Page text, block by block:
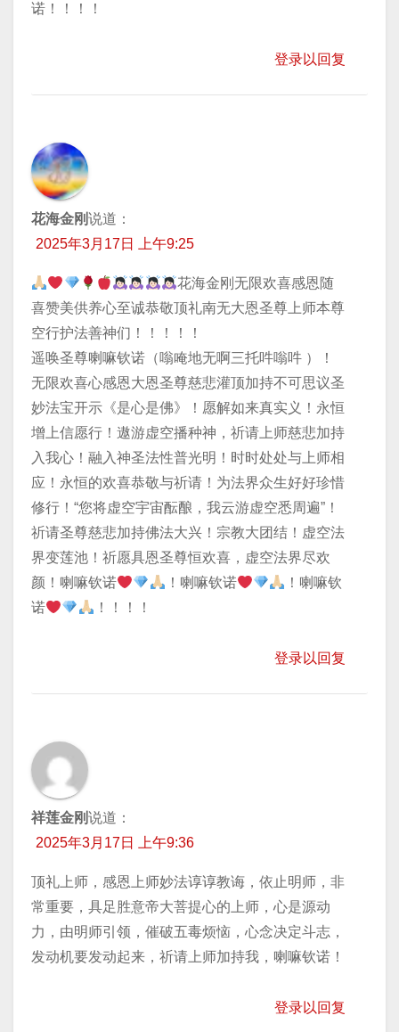
诺！！！！
登录以回复
花海金刚说道：
2025年3月17日 上午9:25
花海金刚无限欢喜感恩随
喜赞美供养心至诚恭敬顶礼南无大恩圣尊上师本尊
空行护法善神们！！！！！
遥唤圣尊喇嘛钦诺（嗡唵地无啊三托吽嗡吽 ）！
无限欢喜心感恩大恩圣尊慈悲灌顶加持不可思议圣
妙法宝开示《是心是佛》！愿解如来真实义！永恒
增上信愿行！遨游虚空播种神，祈请上师慈悲加持
入我心！融入神圣法性普光明！时时处处与上师相
应！永恒的欢喜恭敬与祈请！为法界众生好好珍惜
修行！“您将虚空宇宙酝酿，我云游虚空悉周遍”！
祈请圣尊慈悲加持佛法大兴！宗教大团结！虚空法
界变莲池！祈愿具恩圣尊恒欢喜，虚空法界尽欢
颜！喇嘛钦诺
！喇嘛钦诺
！喇嘛钦
诺
！！！！
登录以回复
祥莲金刚说道：
2025年3月17日 上午9:36
顶礼上师，感恩上师妙法谆谆教诲，依止明师，非
常重要，具足胜意帝大菩提心的上师，心是源动
力，由明师引领，催破五毒烦恼，心念决定斗志，
发动机要发动起来，祈请上师加持我，喇嘛钦诺！
登录以回复